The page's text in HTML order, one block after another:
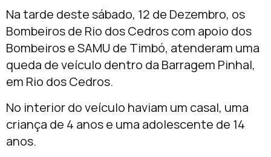
Na tarde deste sábado, 12 de Dezembro, os
Bombeiros de Rio dos Cedros com apoio dos
Bombeiros e SAMU de Timbó, atenderam uma
queda de veículo dentro da Barragem Pinhal,
em Rio dos Cedros.
No interior do veículo haviam um casal, uma
criança de 4 anos e uma adolescente de 14
anos.